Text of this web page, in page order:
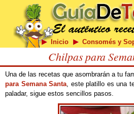
Inicio Consomés y
Chilpas para
Una de las recetas que asombrarán a tu
para Semana Santa, este platillo es una
paladar, sigue estos sencillos pasos.